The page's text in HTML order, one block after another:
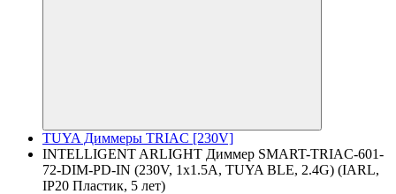
TUYA Диммеры TRIAC [230V]
INTELLIGENT ARLIGHT Диммер SMART-TRIAC-601-
72-DIM-PD-IN (230V, 1x1.5A, TUYA BLE, 2.4G) (IARL,
IP20 Пластик, 5 лет)